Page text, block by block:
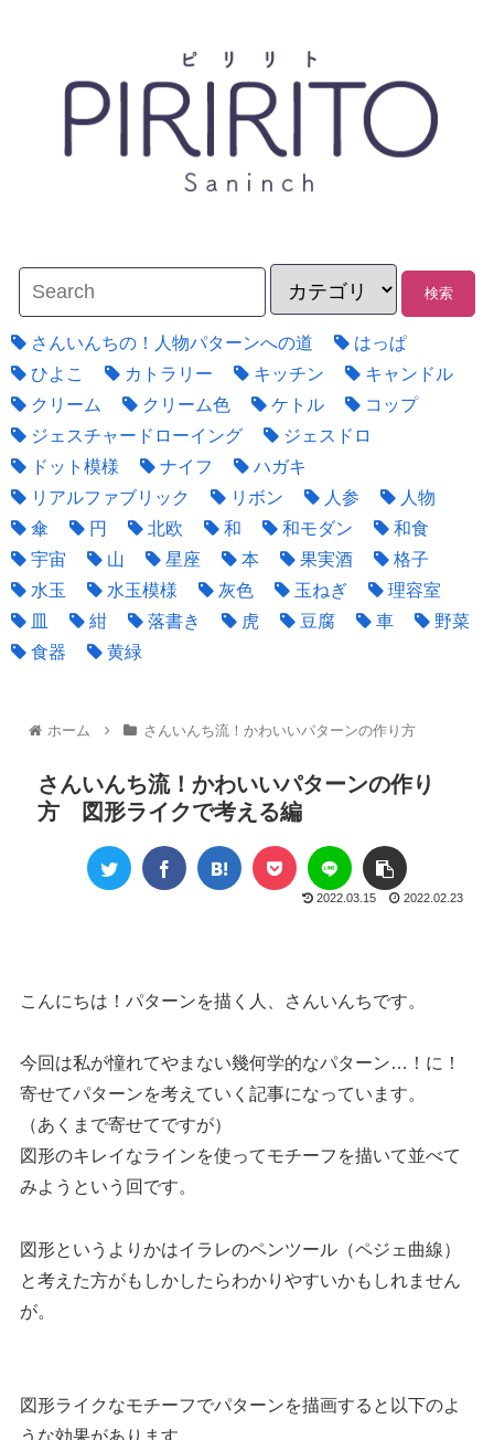
さんいんちの！人物パターンへの道
はっぱ
ひよこ
カトラリー キッチン
キャンドル
クリーム
クリーム色 ケトル
コップ
ジェスチャードローイング
ジェスドロ
ドット模様
ナイフ
ハガキ
リアルファブリック
リボン 人参
人物
傘
円 北欧 和 和モダン
和食
宇宙
山 星座 本 果実酒
格子
水玉
水玉模様 灰色 玉ねぎ
理容室
皿
紺 落書き 虎 豆腐 車
野菜
食器
黄緑
ホーム さんいんち流！かわいいパターンの作り方
さんいんち流！かわいいパターンの作り
方 図形ライクで考える編
2022.03.15 2022.02.23
こんにちは！パターンを描く人、さんいんちです。
今回は私が憧れてやまない幾何学的なパターン…！に！
寄せてパターンを考えていく記事になっています。
（あくまで寄せてですが）
図形のキレイなラインを使ってモチーフを描いて並べて
みようという回です。
図形というよりかはイラレのペンツール（ペジェ曲線）
と考えた方がもしかしたらわかりやすいかもしれません
が。
図形ライクなモチーフでパターンを描画すると以下のよ
うな効果があります。